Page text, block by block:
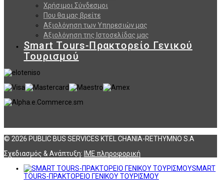
Χρήσιμοι Σύνδεσμοι
Που θα μας βρείτε
Αξιολόγηση των Υπηρεσιών μας
Αξιολόγηση της Ιστοσελίδας μας
Smart Tours-Πρακτορείο Γενικού
Τουρισμού
© 2026 PUBLIC BUS SERVICES KTEL CHANIA-RETHYMNO S.A
Σχεδιασμός & Ανάπτυξη: ΙΜΕ πληροφορική
SMART
TOURS-ΠΡΑΚΤΟΡΕΙΟ ΓΕΝΙΚΟΥ ΤΟΥΡΙΣΜΟΥ